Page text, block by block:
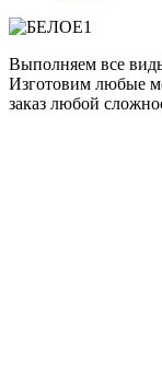
Выполняем все
Изготовим любые
заказ любой